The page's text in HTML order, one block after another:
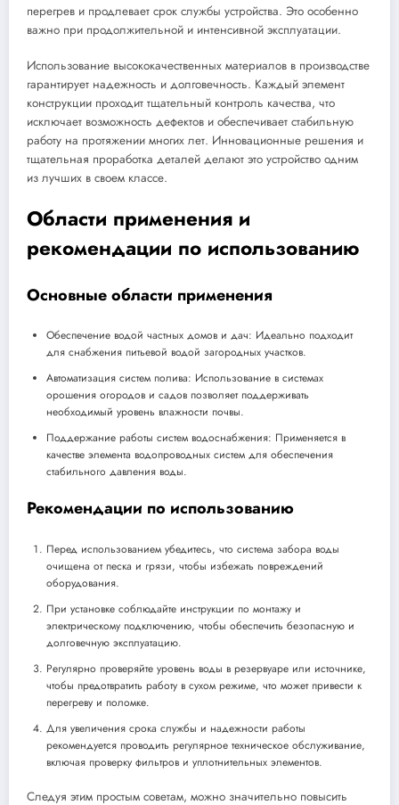
перегрев и продлевает срок службы устройства. Это особенно
важно при продолжительной и интенсивной эксплуатации.
Использование высококачественных материалов в производстве
гарантирует надежность и долговечность. Каждый элемент
конструкции проходит тщательный контроль качества, что
исключает возможность дефектов и обеспечивает стабильную
работу на протяжении многих лет. Инновационные решения и
тщательная проработка деталей делают это устройство одним
из лучших в своем классе.
Области применения и
рекомендации по использованию
Основные области применения
Обеспечение водой частных домов и дач: Идеально подходит
для снабжения питьевой водой загородных участков.
Автоматизация систем полива: Использование в системах
орошения огородов и садов позволяет поддерживать
необходимый уровень влажности почвы.
Поддержание работы систем водоснабжения: Применяется в
качестве элемента водопроводных систем для обеспечения
стабильного давления воды.
Рекомендации по использованию
Перед использованием убедитесь, что система забора воды
очищена от песка и грязи, чтобы избежать повреждений
оборудования.
При установке соблюдайте инструкции по монтажу и
электрическому подключению, чтобы обеспечить безопасную и
долговечную эксплуатацию.
Регулярно проверяйте уровень воды в резервуаре или источнике,
чтобы предотвратить работу в сухом режиме, что может привести к
перегреву и поломке.
Для увеличения срока службы и надежности работы
рекомендуется проводить регулярное техническое обслуживание,
включая проверку фильтров и уплотнительных элементов.
Следуя этим простым советам, можно значительно повысить